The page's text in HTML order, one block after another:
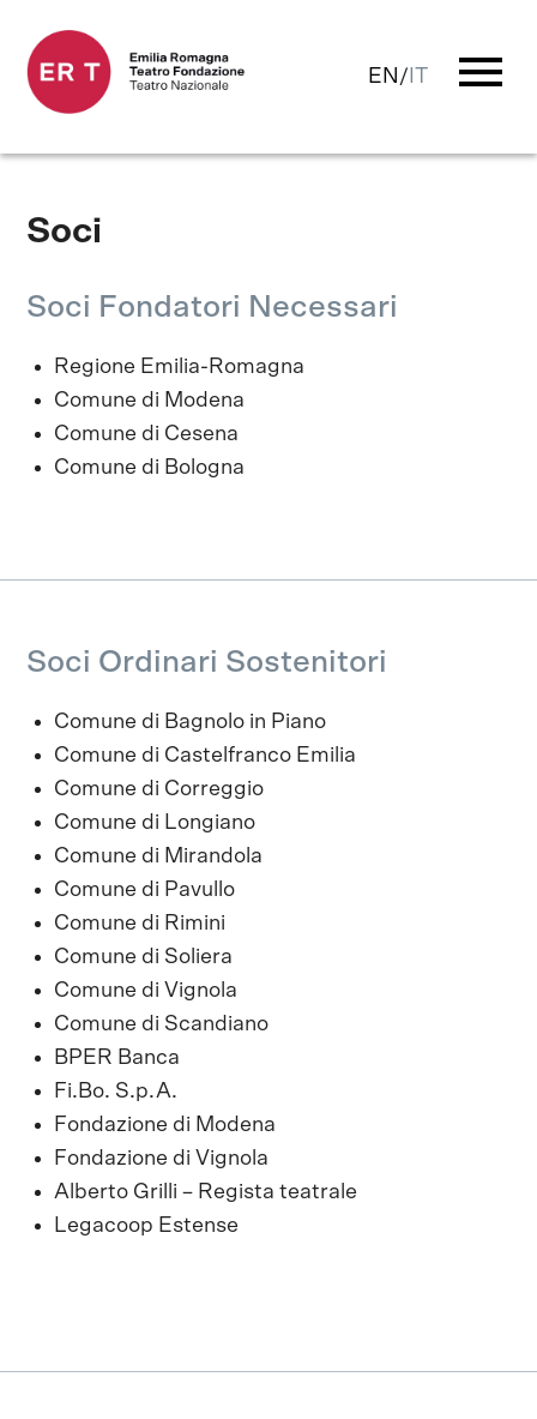
EN / IT menu
Soci
Soci Fondatori Necessari
Regione Emilia-Romagna
Comune di Modena
Comune di Cesena
Comune di Bologna
Soci Ordinari Sostenitori
Comune di Bagnolo in Piano
Comune di Castelfranco Emilia
Comune di Correggio
Comune di Longiano
Comune di Mirandola
Comune di Pavullo
Comune di Rimini
Comune di Soliera
Comune di Vignola
Comune di Scandiano
BPER Banca
Fi.Bo. S.p.A.
Fondazione di Modena
Fondazione di Vignola
Alberto Grilli – Regista teatrale
Legacoop Estense